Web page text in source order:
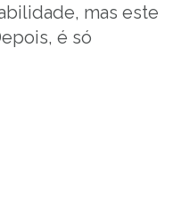
mas este
é só